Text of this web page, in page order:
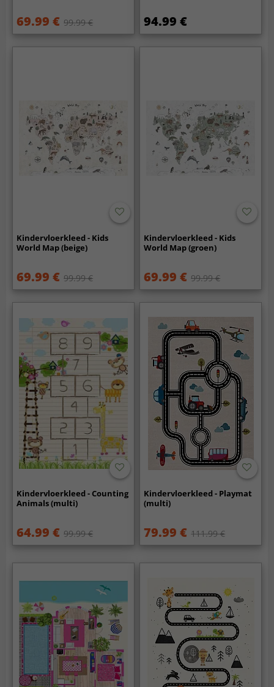
69.99 € 99.99 € 94.99 €
Kindervloerkleed - Kids
World Map (beige)
69.99 € 99.99 €
Kindervloerkleed - Kids
World Map (groen)
69.99 € 99.99 €
Kindervloerkleed - Counting
Animals (multi)
64.99 € 99.99 €
Kindervloerkleed - Playmat
(multi)
79.99 € 111.99 €